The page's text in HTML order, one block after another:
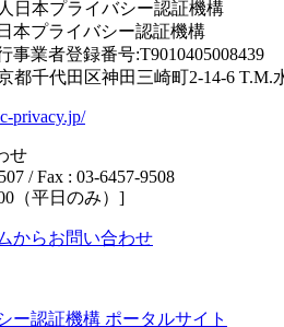
本プライバシー認証機構
事業者登録番号:T9010405008439
都千代田区神田三崎町2-14-6 T.M.
privacy.jp/
せ
/ Fax : 03-6457-9508
（平日のみ）]
からお問い合わせ
ー認証機構 ポータルサイト